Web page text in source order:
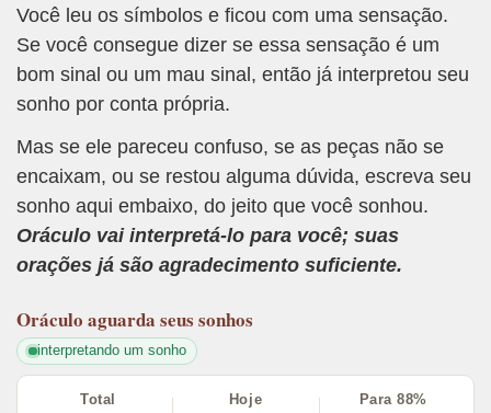
Você leu os símbolos e ficou com uma sensação.
Se você consegue dizer se essa sensação é um
bom sinal ou um mau sinal, então já interpretou seu
sonho por conta própria.
Mas se ele pareceu confuso, se as peças não se
encaixam, ou se restou alguma dúvida, escreva seu
sonho aqui embaixo, do jeito que você sonhou.
Oráculo vai interpretá-lo para você; suas
orações já são agradecimento suficiente.
Oráculo aguarda seus sonhos
interpretando um sonho
Total Hoje Para 88%